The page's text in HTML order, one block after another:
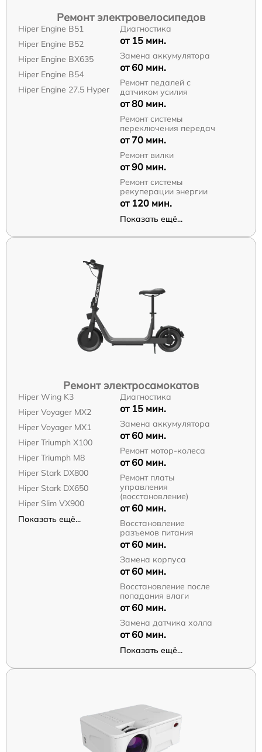
Ремонт электровелосипедов
Hiper Engine B51
Hiper Engine B52
Hiper Engine BX635
Hiper Engine B54
Hiper Engine 27.5 Нyper
Диагностика
от 15 мин.
Замена аккумулятора
от 60 мин.
Ремонт педалей с
датчиком усилия
от 80 мин.
Ремонт системы
переключения передач
от 70 мин.
Ремонт вилки
от 90 мин.
Ремонт системы
рекуперации энергии
от 120 мин.
Показать ещё...
Ремонт электросамокатов
Hiper Wing K3
Hiper Voyager MX2
Hiper Voyager MX1
Hiper Triumph X100
Hiper Triumph M8
Hiper Stark DX800
Hiper Stark DX650
Hiper Slim VX900
Показать ещё...
Диагностика
от 15 мин.
Замена аккумулятора
от 60 мин.
Ремонт мотор-колеса
от 60 мин.
Ремонт платы
управления
(восстановление)
от 60 мин.
Восстановление
разъемов питания
от 60 мин.
Замена корпуса
от 60 мин.
Восстановление после
попадания влаги
от 60 мин.
Замена датчика холла
от 60 мин.
Показать ещё...